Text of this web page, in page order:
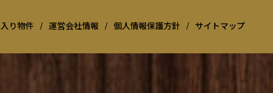
り物件 / 運営会社情報 / 個人情報保護方針 / サイトマップ